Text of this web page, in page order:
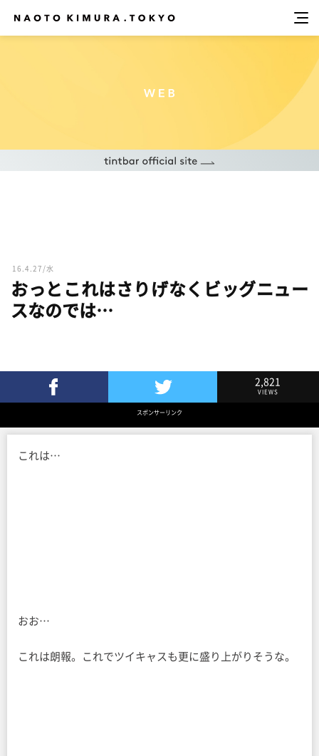
16.4.27/水
おっとこれはさりげなくビッグニュー
スなのでは…
Twitterでツイート
2,821
VIEWS
スポンサーリンク
これは…
おお…
これは朗報。これでツイキャスも更に盛り上がりそうな。